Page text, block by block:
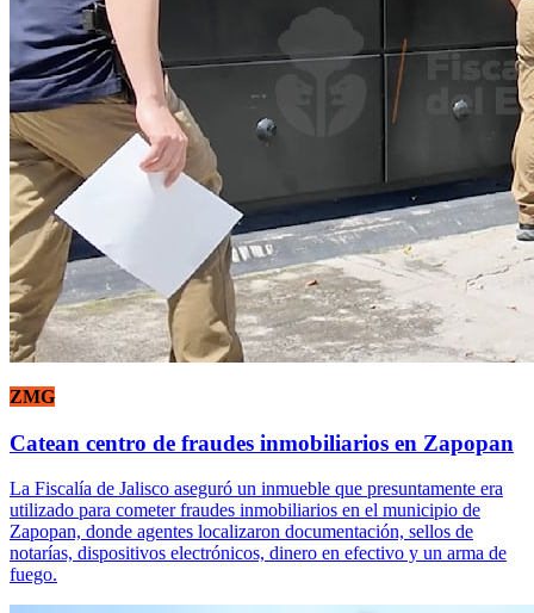
ZMG
Catean centro de fraudes inmobiliarios en Zapopan
La Fiscalía de Jalisco aseguró un inmueble que presuntamente era
utilizado para cometer fraudes inmobiliarios en el municipio de
Zapopan, donde agentes localizaron documentación, sellos de
notarías, dispositivos electrónicos, dinero en efectivo y un arma de
fuego.